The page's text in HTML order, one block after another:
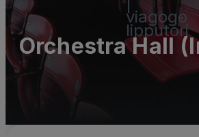
viagogo
lipputori
Orchestra Hall